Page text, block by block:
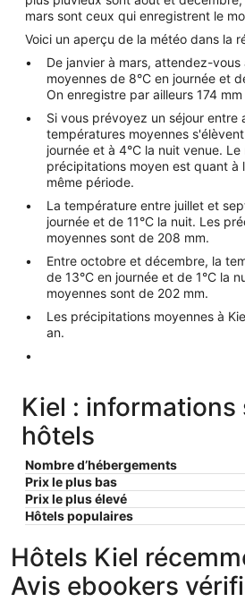
mars sont ceux qui enregistrent le
Voici un aperçu de la météo dans la
De janvier à mars, attendez-
moyennes de 8°C en journée et
On enregistre par ailleurs 174
Si vous prévoyez un séjour entre
températures moyennes
journée et à 4°C la nuit venue.
précipitations moyen est quant à
même période.
La température entre juillet et
journée et de 11°C la nuit. Les
moyennes sont de 208 mm.
Entre octobre et décembre, la
de 13°C en journée et de 1°C la
moyennes sont de 202 mm.
Les précipitations moyennes à
an.
Kiel : informations
hôtels
Nombre d’hébergements
Prix le plus bas
Prix le plus élevé
Hôtels populaires
Hôtels Kiel
Avis ebookers